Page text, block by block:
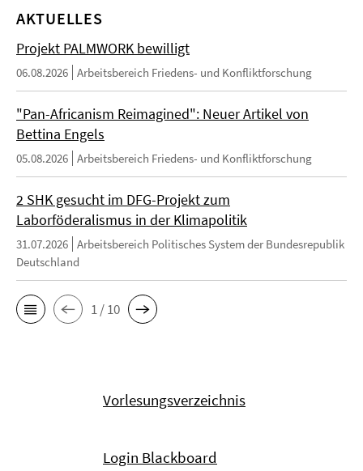
AKTUELLES
Projekt PALMWORK bewilligt
06.08.2026 Arbeitsbereich Friedens- und Konfliktforschung
"Pan-Africanism Reimagined": Neuer Artikel von
Bettina Engels
05.08.2026 Arbeitsbereich Friedens- und Konfliktforschung
2 SHK gesucht im DFG-Projekt zum
Laborföderalismus in der Klimapolitik
31.07.2026 Arbeitsbereich Politisches System der Bundesrepublik
Deutschland
1 / 10
Vorlesungsverzeichnis
Login Blackboard